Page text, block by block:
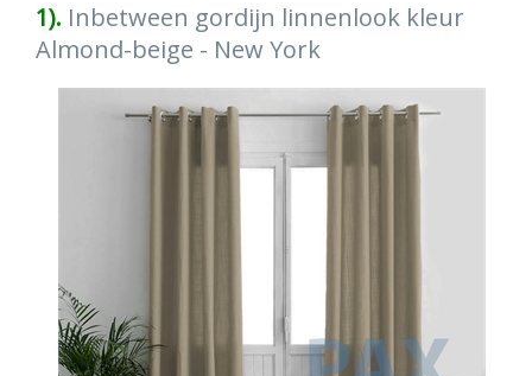
1). Inbetween gordijn linnenlook kleur
Almond-beige - New York